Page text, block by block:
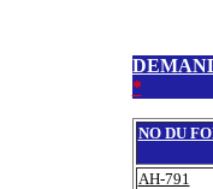
*
NO DU
AH-791